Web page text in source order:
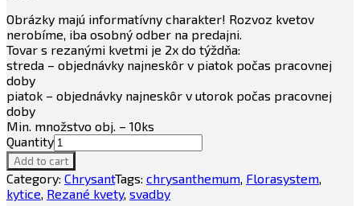
Obrázky majú informatívny charakter! Rozvoz kvetov
nerobíme, iba osobný odber na predajni.
Tovar s rezanými kvetmi je 2x do týždňa:
streda – objednávky najneskôr v piatok počas pracovnej
doby
piatok – objednávky najneskôr v utorok počas pracovnej
doby
Min. množstvo obj. – 10ks
Quantity
Add to cart
Category: ChrysantTags: chrysanthemum, Florasystem,
kytice, Rezané kvety, svadby